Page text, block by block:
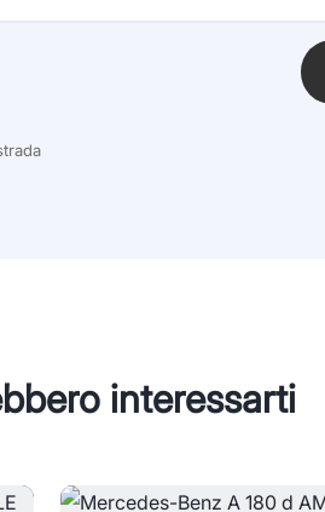
interessarti